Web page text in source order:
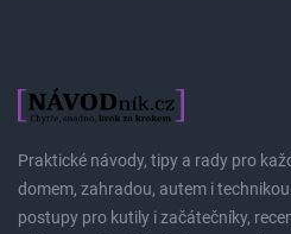
Praktické návody, tipy a rady pro
domem, zahradou, autem i
postupy pro kutily i začátečníky,